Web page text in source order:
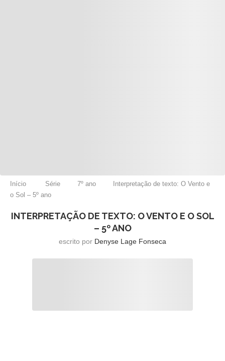
Início Série 7º ano
Interpretação de texto: O Vento e
o Sol – 5º ano
INTERPRETAÇÃO DE TEXTO: O VENTO E O SOL
– 5º ANO
escrito por Denyse Lage Fonseca